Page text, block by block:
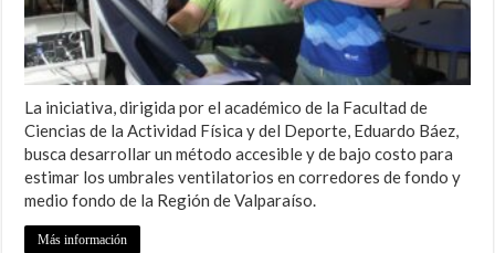
La iniciativa, dirigida por el académico de la Facultad de
Ciencias de la Actividad Física y del Deporte, Eduardo Báez,
busca desarrollar un método accesible y de bajo costo para
estimar los umbrales ventilatorios en corredores de fondo y
medio fondo de la Región de Valparaíso.
Más información